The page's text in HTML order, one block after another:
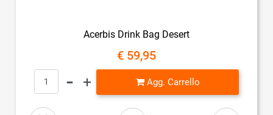
Acerbis Drink Bag Desert
€ 59,95
Quantità
Agg. Carrello